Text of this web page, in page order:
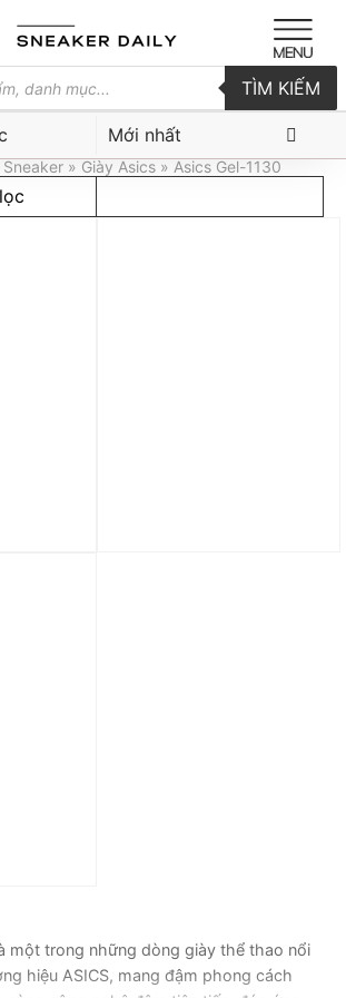
TÌM KIẾM
Gel-1130
Sneaker » Giày Asics » Asics Gel-1130
một trong những dòng giày thể thao nổi
hiệu ASICS, mang đậm phong cách